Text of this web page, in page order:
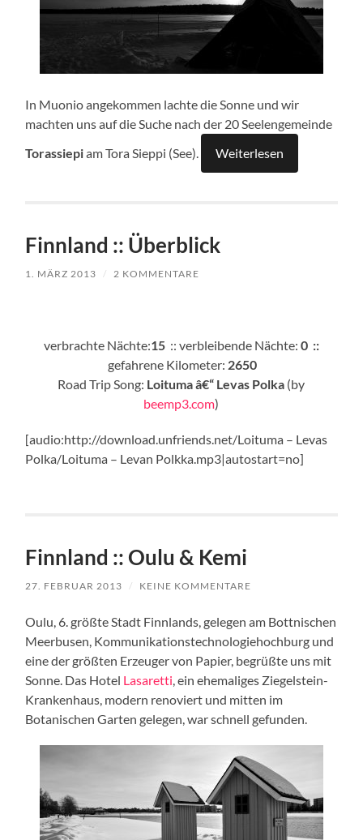
In Muonio angekommen lachte die Sonne und wir
machten uns auf die Suche nach der 20 Seelengemeinde
Torassiepiam Tora Sieppi (See). Weiterlesen
Finnland :: Überblick
1. MÄRZ 2013 / 2 KOMMENTARE
verbrachte Nächte:15:: verbleibende Nächte: 0 ::
gefahrene Kilometer: 2650
Road Trip Song: Loituma â€“ Levas Polka (by
beemp3.com)
[audio:http://download.unfriends.net/Loituma – Levas
Polka/Loituma – Levan Polkka.mp3|autostart=no]
Finnland :: Oulu & Kemi
27. FEBRUAR 2013 / KEINE KOMMENTARE
Oulu, 6. größte Stadt Finnlands, gelegen am Bottnischen
Meerbusen, Kommunikationstechnologiehochburg und
eine der größten Erzeuger von Papier, begrüßte uns mit
Sonne. Das Hotel Lasaretti, ein ehemaliges Ziegelstein-
Krankenhaus, modern renoviert und mitten im
Botanischen Garten gelegen, war schnell gefunden.